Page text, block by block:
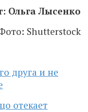
Ольга Лысенко
Shutterstock
друга и не
отекает